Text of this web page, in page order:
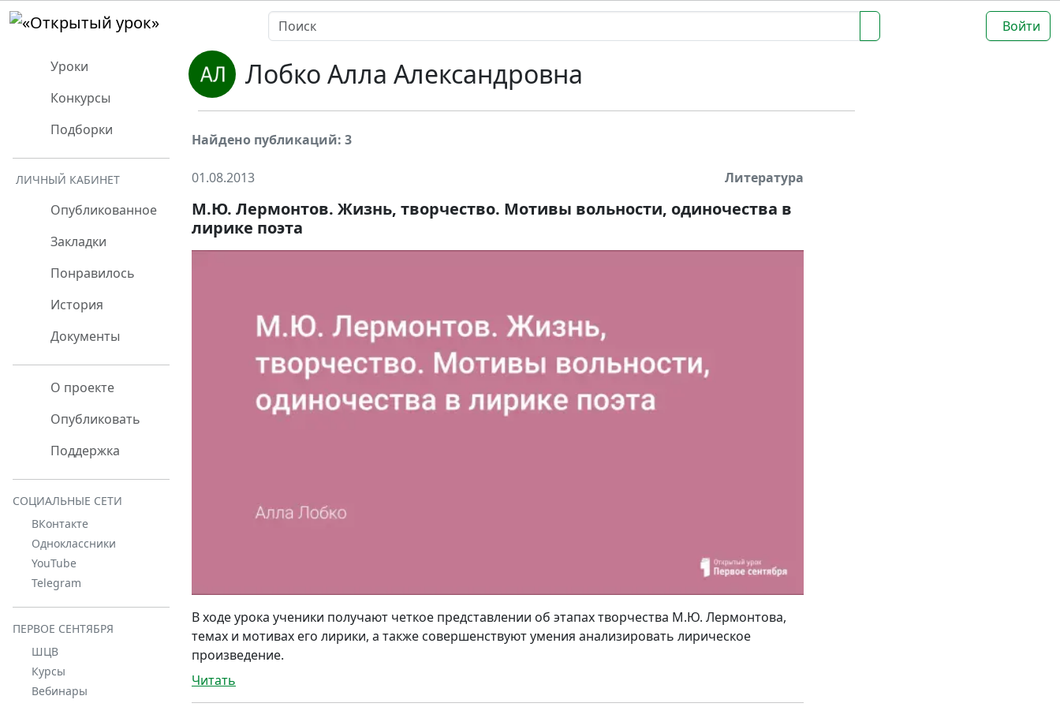
Войти
Уроки
Конкурсы
Подборки
ЛИЧНЫЙ КАБИНЕТ
Опубликованное
Закладки
Понравилось
История
Документы
О проекте
Опубликовать
Поддержка
СОЦИАЛЬНЫЕ СЕТИ
ВКонтакте
Одноклассники
YouTube
Telegram
ПЕРВОЕ СЕНТЯБРЯ
ШЦВ
Курсы
Вебинары
Лобко Алла Александровна
Найдено публикаций: 3
01.08.2013 Литература
М.Ю. Лермонтов. Жизнь, творчество. Мотивы вольности, одиночества в
лирике поэта
В ходе урока ученики получают четкое представлении об этапах творчества М.Ю. Лермонтова,
темах и мотивах его лирики, а также совершенствуют умения анализировать лирическое
произведение.
Читать